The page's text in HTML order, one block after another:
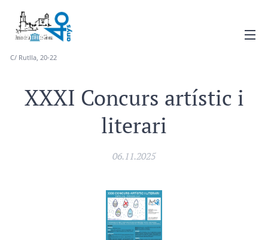
C/ Rutlla, 20-22
XXXI Concurs artístic i
literari
06.11.2025